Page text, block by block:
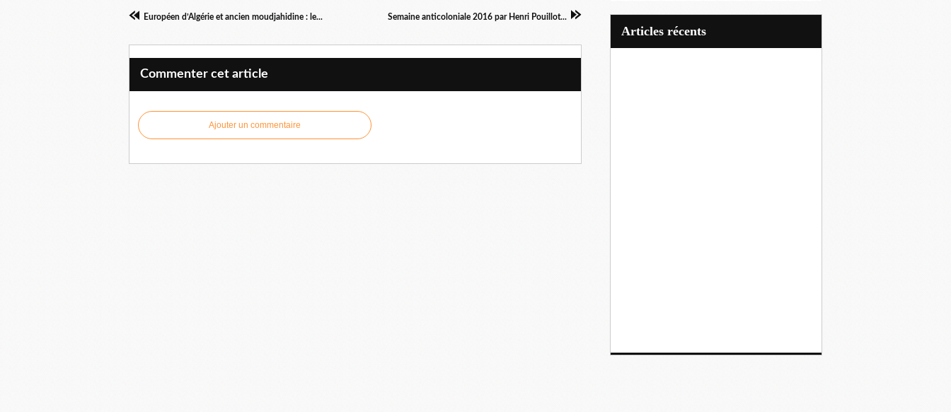
Européen d’Algérie et ancien moudjahidine : le... Semaine anticoloniale 2016 par Henri Pouillot...
Commenter cet article
Ajouter un commentaire
articles récents